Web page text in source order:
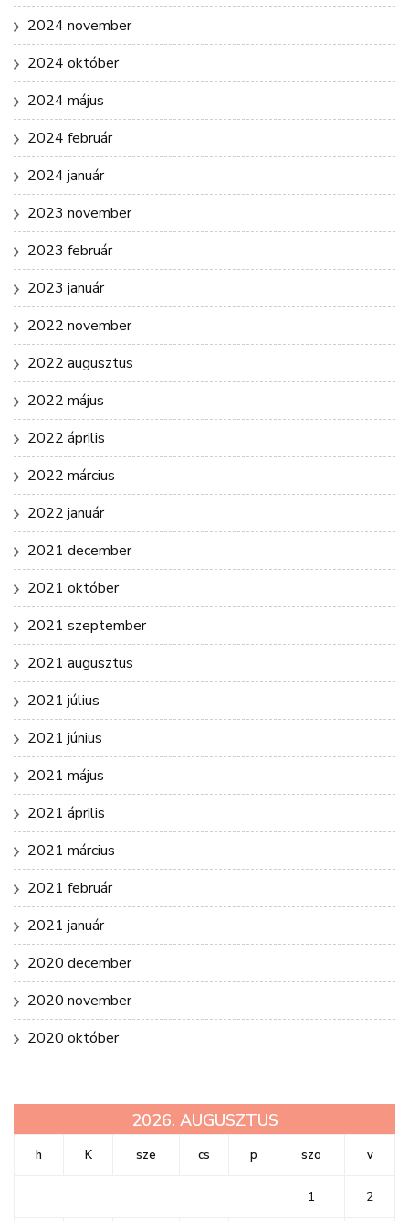
2024 november
2024 október
2024 május
2024 február
2024 január
2023 november
2023 február
2023 január
2022 november
2022 augusztus
2022 május
2022 április
2022 március
2022 január
2021 december
2021 október
2021 szeptember
2021 augusztus
2021 július
2021 június
2021 május
2021 április
2021 március
2021 február
2021 január
2020 december
2020 november
2020 október
2026. AUGUSZTUS
h K sze cs p szo v
1 2